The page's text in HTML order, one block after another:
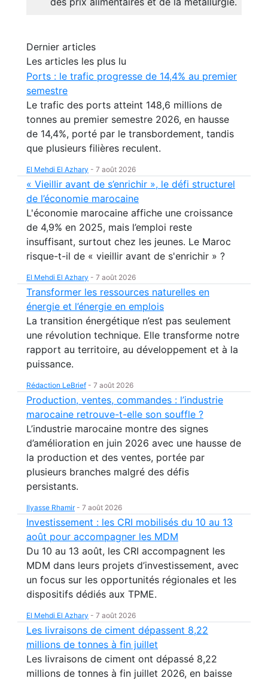
Dernier articles
Les articles les plus lu
Ports : le trafic progresse de 14,4% au premier
semestre
Le trafic des ports atteint 148,6 millions de
tonnes au premier semestre 2026, en hausse
de 14,4%, porté par le transbordement, tandis
que plusieurs filières reculent.
El Mehdi El Azhary - 7 août 2026
« Vieillir avant de s’enrichir », le défi structurel
de l’économie marocaine
L'économie marocaine affiche une croissance
de 4,9% en 2025, mais l’emploi reste
insuffisant, surtout chez les jeunes. Le Maroc
risque-t-il de « vieillir avant de s'enrichir » ?
El Mehdi El Azhary - 7 août 2026
Transformer les ressources naturelles en
énergie et l’énergie en emplois
La transition énergétique n’est pas seulement
une révolution technique. Elle transforme notre
rapport au territoire, au développement et à la
puissance.
Rédaction LeBrief - 7 août 2026
Production, ventes, commandes : l’industrie
marocaine retrouve-t-elle son souffle ?
L’industrie marocaine montre des signes
d’amélioration en juin 2026 avec une hausse de
la production et des ventes, portée par
plusieurs branches malgré des défis
persistants.
Ilyasse Rhamir- 7 août 2026
Investissement : les CRI mobilisés du 10 au 13
août pour accompagner les MDM
Du 10 au 13 août, les CRI accompagnent les
MDM dans leurs projets d’investissement, avec
un focus sur les opportunités régionales et les
dispositifs dédiés aux TPME.
El Mehdi El Azhary - 7 août 2026
Les livraisons de ciment dépassent 8,22
millions de tonnes à fin juillet
Les livraisons de ciment ont dépassé 8,22
millions de tonnes à fin juillet 2026, en baisse